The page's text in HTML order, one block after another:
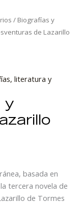
/ Biografías y
de Lazarillo
literatura y
y
basada en
tercera novela de
de Tormes